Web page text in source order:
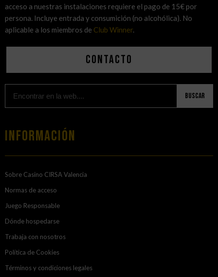
acceso a nuestras instalaciones requiere el pago de 15€ por
persona. Incluye entrada y consumición (no alcohólica). No
aplicable a los miembros de Club Winner.
Contacto
Buscar
Información
Sobre Casino CIRSA Valencia
Normas de acceso
Juego Responsable
Dónde hospedarse
Trabaja con nosotros
Política de Cookies
Términos y condiciones legales